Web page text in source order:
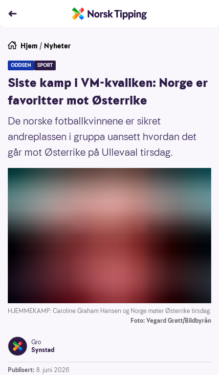
Hjem / Nyheter
ODDSEN SPORT
Siste kamp i VM-kvaliken: Norge er
favoritter mot Østerrike
De norske fotballkvinnene er sikret
andreplassen i gruppa uansett hvordan det
går mot Østerrike på Ullevaal tirsdag.
HJEMMEKAMP: Caroline Graham Hansen og Norge møter Østerrike tirsdag.
Foto: Vegard Grøtt/Bildbyrån
Gro
Synstad
Publisert: 8. juni 2026